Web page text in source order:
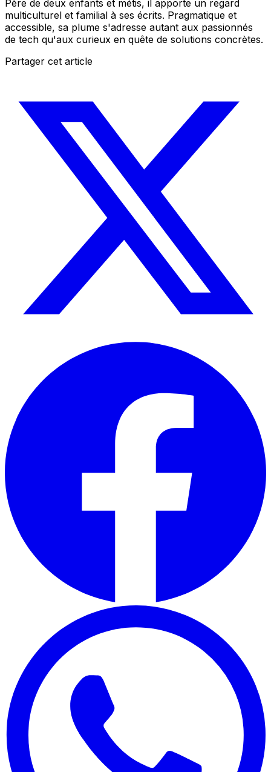
Père de deux enfants et métis, il apporte un regard
multiculturel et familial à ses écrits. Pragmatique et
accessible, sa plume s'adresse autant aux passionnés
de tech qu'aux curieux en quête de solutions concrètes.
Partager cet article